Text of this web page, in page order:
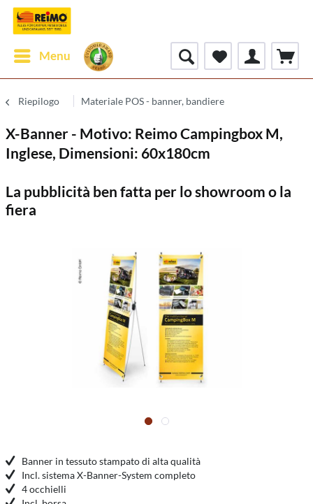
Menu
Riepilogo Materiale POS - banner, bandiere
X-Banner - Motivo: Reimo Campingbox M,
Inglese, Dimensioni: 60x180cm
La pubblicità ben fatta per lo showroom o la
fiera
Banner in tessuto stampato di alta qualità
Incl. sistema X-Banner-System completo
4 occhielli